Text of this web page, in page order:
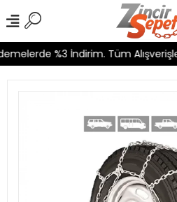
%3 İndirim. Tüm